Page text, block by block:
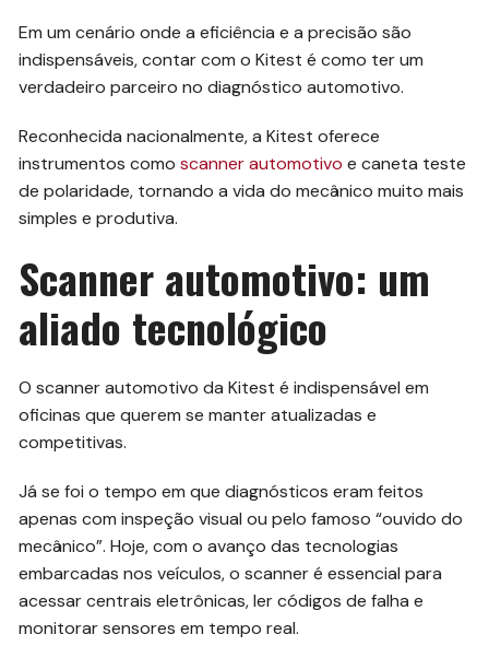
Em um cenário onde a eficiência e a precisão são
indispensáveis, contar com o Kitest é como ter um
verdadeiro parceiro no diagnóstico automotivo.
Reconhecida nacionalmente, a Kitest oferece
instrumentos comoscanner automotivo e caneta teste
de polaridade, tornando a vida do mecânico muito mais
simples e produtiva.
Scanner automotivo: um
aliado tecnológico
O scanner automotivo da Kitest é indispensável em
oficinas que querem se manter atualizadas e
competitivas.
Já se foi o tempo em que diagnósticos eram feitos
apenas com inspeção visual ou pelo famoso “ouvido do
mecânico”. Hoje, com o avanço das tecnologias
embarcadas nos veículos, o scanner é essencial para
acessar centrais eletrônicas, ler códigos de falha e
monitorar sensores em tempo real.